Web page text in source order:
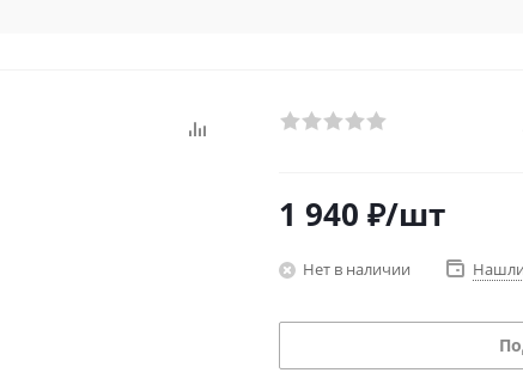
1 940 ₽/шт
Нет в наличии